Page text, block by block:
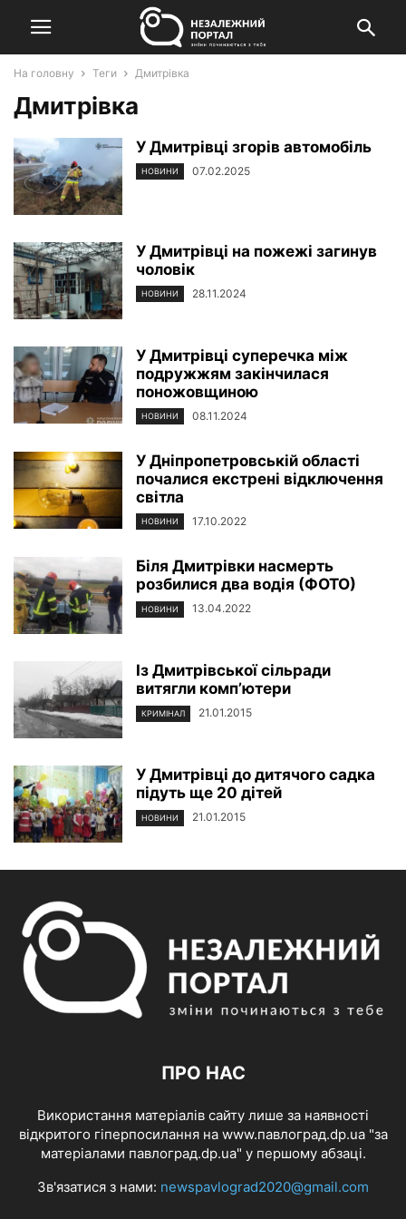
На головну Теги Дмитрівка
Дмитрівка
У Дмитрівці згорів автомобіль
НОВИНИ 07.02.2025
У Дмитрівці на пожежі загинув
чоловік
НОВИНИ 28.11.2024
У Дмитрівці суперечка між
подружжям закінчилася
поножовщиною
НОВИНИ 08.11.2024
У Дніпропетровській області
почалися екстрені відключення
світла
НОВИНИ 17.10.2022
Біля Дмитрівки насмерть
розбилися два водія (ФОТО)
НОВИНИ 13.04.2022
Із Дмитрівської сільради
витягли комп’ютери
КРИМІНАЛ 21.01.2015
У Дмитрівці до дитячого садка
підуть ще 20 дітей
НОВИНИ 21.01.2015
ПРО НАС
Використання матеріалів сайту лише за наявності
відкритого гіперпосилання на www.павлоград.dp.ua "за
матеріалами павлоград.dp.ua" у першому абзаці.
Зв'язатися з нами: newspavlograd2020@gmail.com